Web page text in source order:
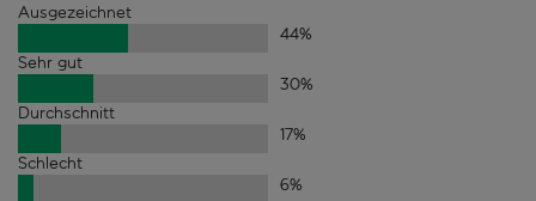
Ausgezeichnet
44%
Sehr gut
30%
Durchschnitt
17%
Schlecht
6%